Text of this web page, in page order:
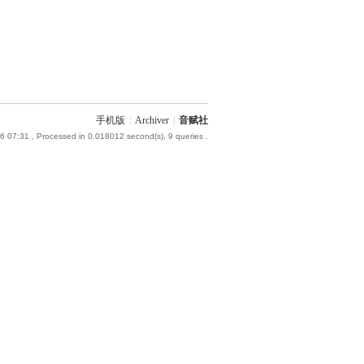
手机版 Archiver 音赋社
07:31 , Processed in 0.018012 second(s), 9 queries .